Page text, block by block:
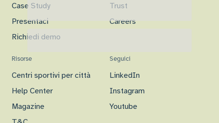
Case Study
Presentaci
Richiedi demo
Trust
Careers
Risorse
Centri sportivi per città
Help Center
Magazine
Seguici
LinkedIn
Instagram
Youtube